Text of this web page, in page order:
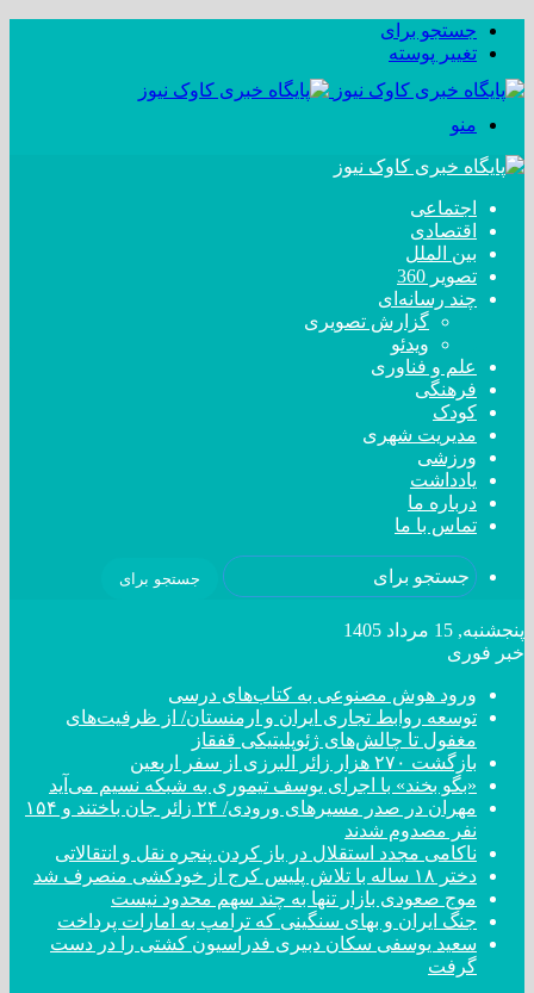
جستجو برای
تغییر پوسته
منو
اجتماعی
اقتصادی
بین الملل
تصویر 360
چند رسانه‌ای
گزارش تصویری
ویدئو
علم و فناوری
فرهنگی
کودک
مدیریت شهری
ورزشی
یادداشت
درباره ما
تماس با ما
جستجو برای
پنجشنبه, 15 مرداد 1405
خبر فوری
ورود هوش مصنوعی به کتاب‌های درسی
توسعه روابط تجاری ایران و ارمنستان/ از ظرفیت‌های
مغفول تا چالش‌های ژئوپلیتیکی قفقاز
بازگشت ۲۷۰ هزار زائر البرزی از سفر اربعین
«بگو بخند» با اجرای یوسف تیموری به شبکه نسیم می‌آید
مهران در صدر مسیر‌های ورودی/ ۲۴ زائر جان باختند و ۱۵۴
نفر مصدوم شدند
ناکامی مجدد استقلال در باز کردن پنجره نقل و انتقالاتی
دختر ‌۱۸‌ ‌ساله‌ با تلاش پلیس کرج از خودکشی منصرف شد
موج صعودی بازار تنها به چند سهم محدود نیست
جنگ ایران و بهای سنگینی که ترامپ به امارات پرداخت
سعید یوسفی سکان دبیری فدراسیون کشتی را در دست
گرفت